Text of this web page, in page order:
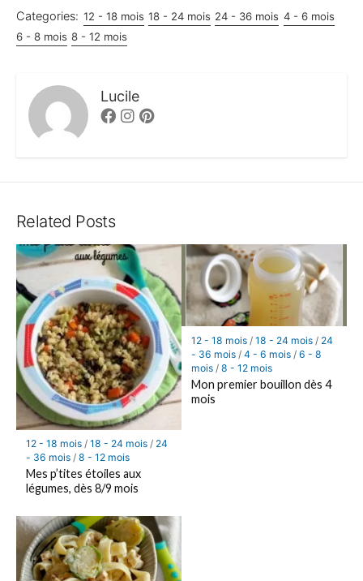
Categories: 12 - 18 mois 18 - 24 mois 24 - 36 mois 4 - 6 mois
6 - 8 mois 8 - 12 mois
Lucile
FacebookInstagram
Pinterest
Related Posts
12 - 18 mois/ 18 - 24 mois/ 24
- 36 mois/ 8 - 12 mois
Mes p’tites étoiles aux
légumes, dès 8/9 mois
12 - 18 mois/ 18 - 24 mois/ 24
- 36 mois/ 4 - 6 mois/ 6 - 8
mois/ 8 - 12 mois
Mon premier bouillon dès 4
mois